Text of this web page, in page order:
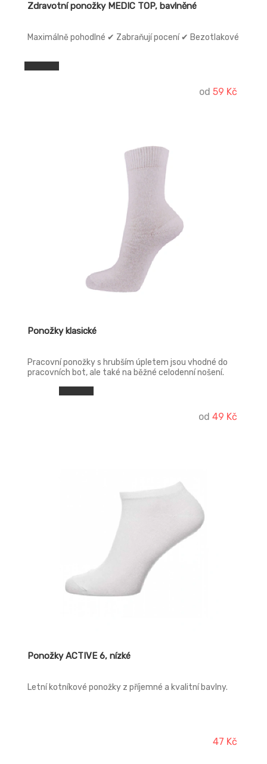
Zdravotní ponožky MEDIC TOP, bavlněné
Maximálně pohodlné ✔ Zabraňují pocení ✔ Bezotlakové
od 59 Kč
Ponožky klasické
Pracovní ponožky s hrubším úpletem jsou vhodné do
pracovních bot, ale také na běžné celodenní nošení.
od 49 Kč
Ponožky ACTIVE 6, nízké
Letní kotníkové ponožky z příjemné a kvalitní bavlny.
47 Kč